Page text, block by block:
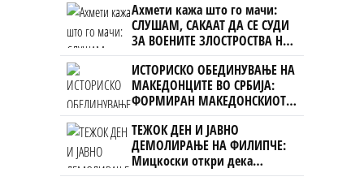
Ахмети кажа што го мачи:
СЛУШАМ, САКААТ ДА СЕ СУДИ
ЗА ВОЕНИТЕ ЗЛОСТРОСТВА НА
УЧК...
ИСТОРИСКО ОБЕДИНУВАЊЕ НА
МАКЕДОНЦИТЕ ВО СРБИЈА:
ФОРМИРАН МАКЕДОНСКИОТ
НАЦИОНАЛЕН СОЈУЗ
ТЕЖОК ДЕН И ЈАВНО
ДЕМОЛИРАЊЕ НА ФИЛИПЧЕ:
Мицкоски откри дека
човекот појма нема од